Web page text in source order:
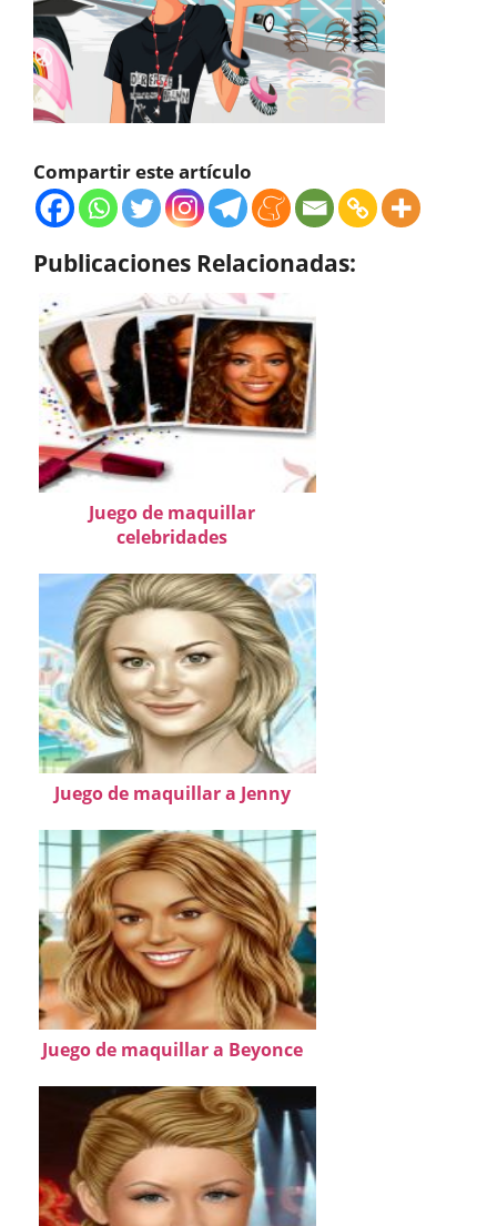
Compartir este artículo
Publicaciones Relacionadas:
Juego de maquillar
celebridades
Juego de maquillar a Jenny
Juego de maquillar a Beyonce